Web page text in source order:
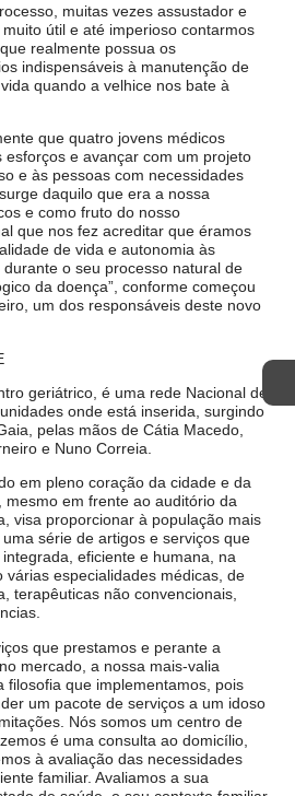
muitas vezes assustador e
útil e até imperioso contarmos
realmente possua os
indispensáveis à manutenção de
quando a velhice nos bate à
que quatro jovens médicos
esforços e avançar com um projeto
e às pessoas com necessidades
daquilo que era a nossa
e como fruto do nosso
que nos fez acreditar que éramos
de vida e autonomia às
o seu processo natural de
da doença”, conforme começou
um dos responsáveis deste novo
geriátrico, é uma rede Nacional de
onde está inserida, surgindo
pelas mãos de Cátia Macedo,
e Nuno Correia.
em pleno coração da cidade e da
em frente ao auditório da
visa proporcionar à população mais
série de artigos e serviços que
eficiente e humana, na
várias especialidades médicas, de
terapêuticas não convencionais,
que prestamos e perante a
mercado, a nossa mais-valia
filosofia que implementamos, pois
um pacote de serviços a um idoso
Nós somos um centro de
é uma consulta ao domicílio,
à avaliação das necessidades
familiar. Avaliamos a sua